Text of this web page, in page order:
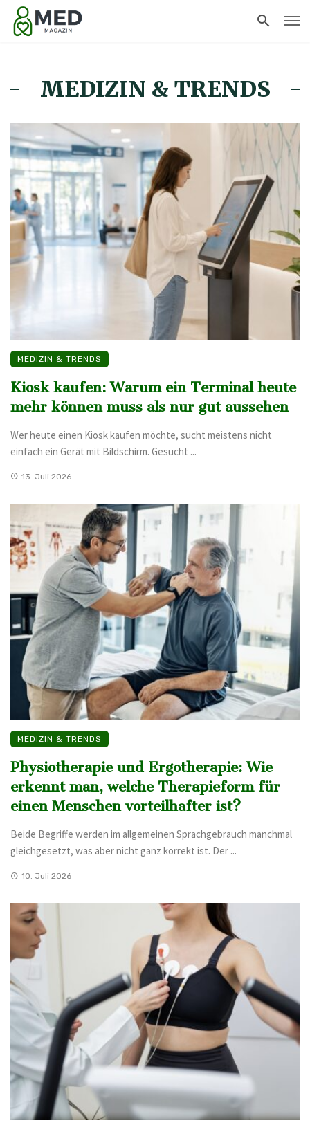
MEDIZIN & TRENDS
MEDIZIN & TRENDS
Kiosk kaufen: Warum ein Terminal heute
mehr können muss als nur gut aussehen
Wer heute einen Kiosk kaufen möchte, sucht meistens nicht
einfach ein Gerät mit Bildschirm. Gesucht ...
13. Juli 2026
MEDIZIN & TRENDS
Physiotherapie und Ergotherapie: Wie
erkennt man, welche Therapieform für
einen Menschen vorteilhafter ist?
Beide Begriffe werden im allgemeinen Sprachgebrauch manchmal
gleichgesetzt, was aber nicht ganz korrekt ist. Der ...
10. Juli 2026